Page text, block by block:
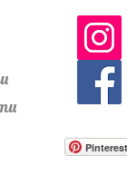
Pinterest